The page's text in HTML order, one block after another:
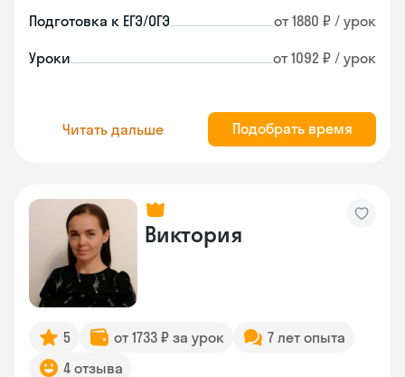
Подготовка к ЕГЭ/ОГЭ от 1880 ₽ / урок
Уроки от 1092 ₽ / урок
Читать дальше Подобрать время
Виктория
5 от 1733 ₽ за урок
7 лет опыта
4 отзыва